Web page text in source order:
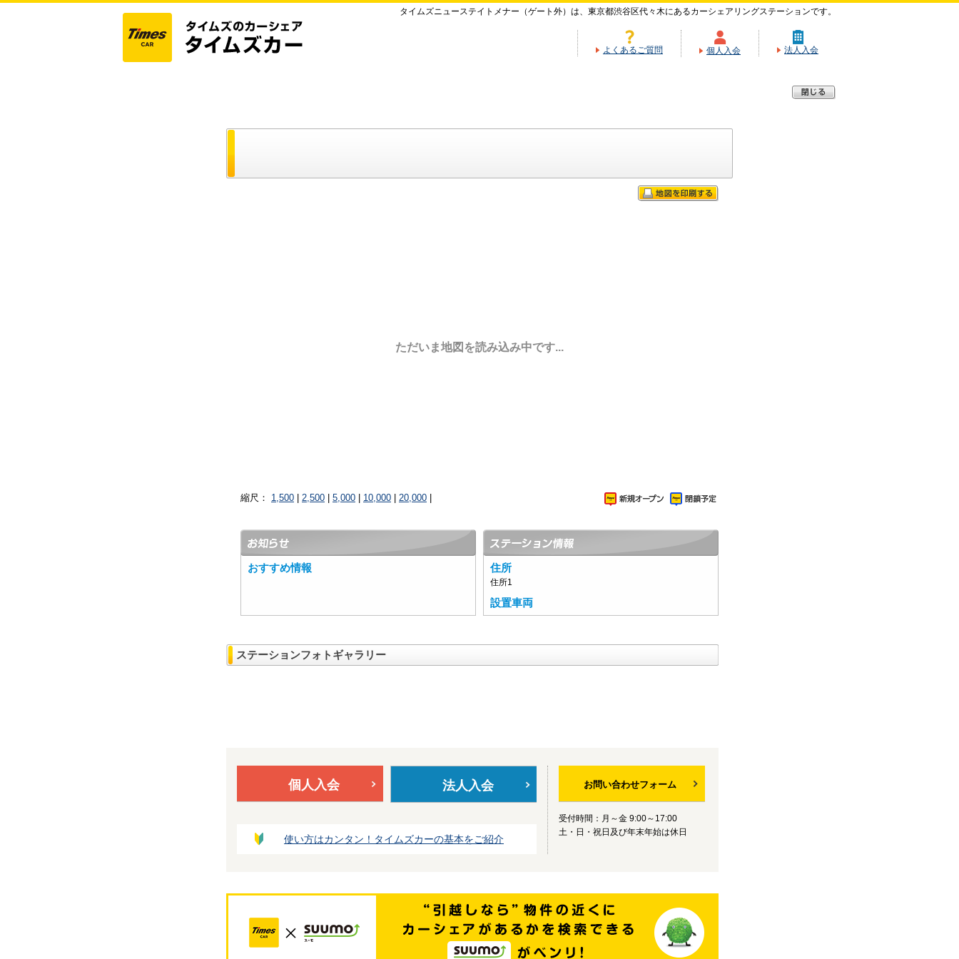
タイムズニューステイトメナー（ゲート外）は、東京都渋谷区代々木にあるカーシェアリングステーションです。
よくあるご質問 個人入会 法人入会
ただいま地図を読み込み中です...
縮尺： 1,500 2,500 5,000 10,000 20,000
おすすめ情報 住所
住所1
設置車両
ステーションフォトギャラリー
個人入会 法人入会
使い方はカンタン！タイムズカーの基本をご紹介
お問い合わせフォーム
受付時間：月～金 9:00～17:00
土・日・祝日及び年末年始は休日